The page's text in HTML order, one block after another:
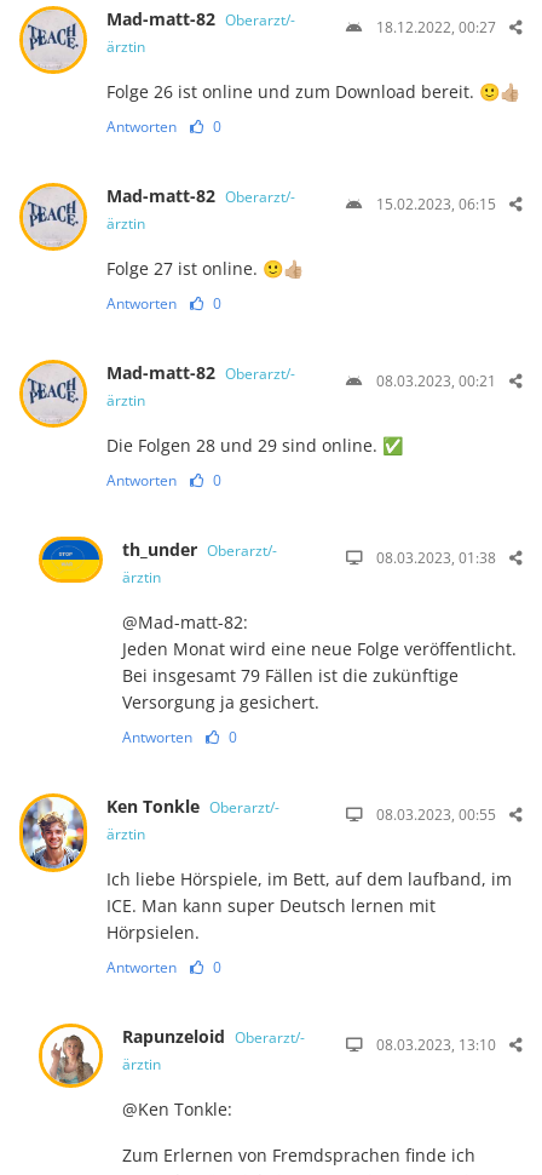
Mad-matt-82 Oberarzt/-
ärztin
18.12.2022, 00:27
Folge 26 ist online und zum Download bereit. 🙂👍🏼
Antworten 0
Mad-matt-82 Oberarzt/-
ärztin
15.02.2023, 06:15
Folge 27 ist online. 🙂👍🏼
Antworten 0
Mad-matt-82 Oberarzt/-
ärztin
08.03.2023, 00:21
Die Folgen 28 und 29 sind online. ✅
Antworten 0
th_under Oberarzt/-
ärztin
08.03.2023, 01:38
@Mad-matt-82:
Jeden Monat wird eine neue Folge veröffentlicht.
Bei insgesamt 79 Fällen ist die zukünftige
Versorgung ja gesichert.
Antworten 0
Ken Tonkle Oberarzt/-
ärztin
08.03.2023, 00:55
Ich liebe Hörspiele, im Bett, auf dem laufband, im
ICE. Man kann super Deutsch lernen mit
Hörpsielen.
Antworten 0
Rapunzeloid Oberarzt/-
ärztin
08.03.2023, 13:10
@Ken Tonkle:
Zum Erlernen von Fremdsprachen finde ich